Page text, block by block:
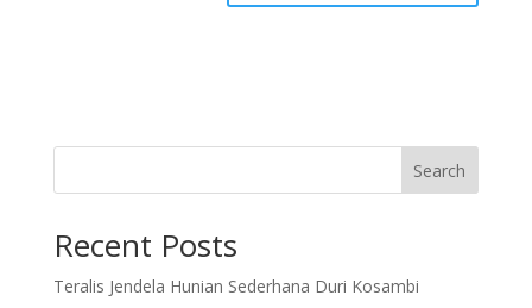
Search
Recent Posts
Teralis Jendela Hunian Sederhana Duri Kosambi